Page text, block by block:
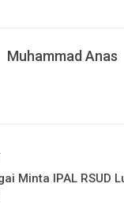
Muhammad Anas
Minta IPAL RSUD